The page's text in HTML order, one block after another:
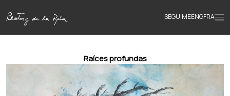
SEGUIMEENGFRA
Inicio
Obras
Raíces profundas